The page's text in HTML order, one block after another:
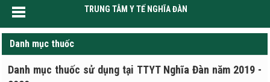
TRUNG TÂM Y TẾ NGHĨA ĐÀN
Danh mục thuốc
Danh mục thuốc sử dụng tại TTYT Nghĩa Đàn năm 2019 -